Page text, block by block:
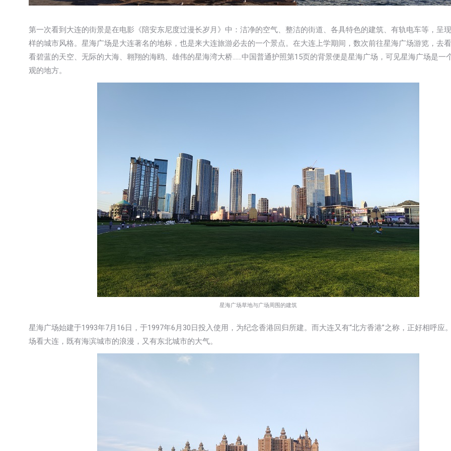
第一次看到大连的街景是在电影《陪安东尼度过漫长岁月》中：洁净的空气、整洁的街道、各具特色的建筑、有轨电车等，呈
样的城市风格。星海广场是大连著名的地标，也是来大连旅游必去的一个景点。在大连上学期间，数次前往星海广场游览，去
看碧蓝的天空、无际的大海、翱翔的海鸥、雄伟的星海湾大桥……中国普通护照第15页的背景便是星海广场，可见星海广场是一
观的地方。
星海广场草地与广场周围的建筑
星海广场始建于1993年7月16日，于1997年6月30日投入使用，为纪念香港回归所建。而大连又有“北方香港”之称，正好相呼应
场看大连，既有海滨城市的浪漫，又有东北城市的大气。